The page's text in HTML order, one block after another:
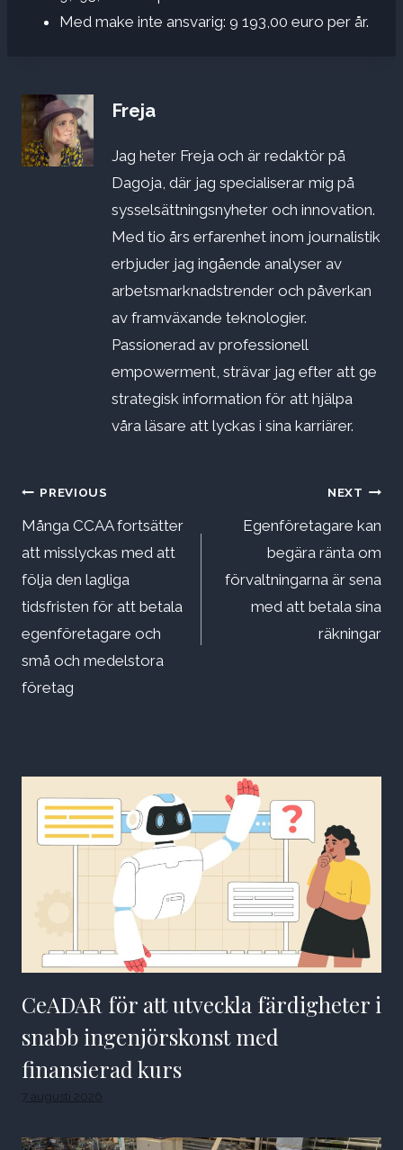
Med make inte ansvarig: 9 193,00 euro per år.
Freja
Jag heter Freja och är redaktör på
Dagoja, där jag specialiserar mig på
sysselsättningsnyheter och innovation.
Med tio års erfarenhet inom journalistik
erbjuder jag ingående analyser av
arbetsmarknadstrender och påverkan
av framväxande teknologier.
Passionerad av professionell
empowerment, strävar jag efter att ge
strategisk information för att hjälpa
våra läsare att lyckas i sina karriärer.
Inläggsnavigering
PREVIOUS
Många CCAA fortsätter
att misslyckas med att
följa den lagliga
tidsfristen för att betala
egenföretagare och
små och medelstora
företag
NEXT
Egenföretagare kan
begära ränta om
förvaltningarna är sena
med att betala sina
räkningar
CeADAR för att utveckla färdigheter i
snabb ingenjörskonst med
finansierad kurs
7 augusti 2026